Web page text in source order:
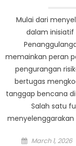
Mulai dari
dalam inisiatif
memainkan peran
pengurangan
bertugas
tanggap bencana
Salah satu
Posted
March 1, 2026